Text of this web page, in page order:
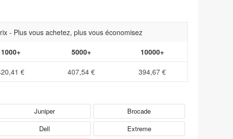
- Plus vous achetez, plus vous économisez
1000+ 5000+ 10000+
€ 407,54 € 394,67 €
Juniper
Brocade
Dell
Extreme